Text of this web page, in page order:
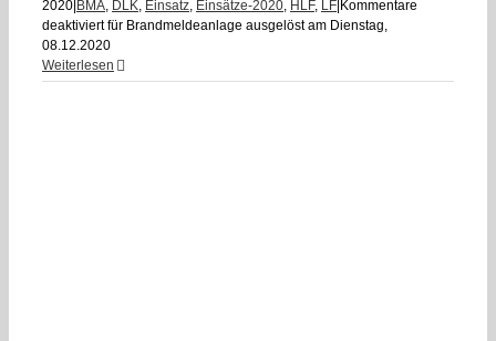
2020 BMA, DLK, Einsatz, Einsätze-2020, HLF, LF Kommentare
deaktiviertfür Brandmeldeanlage ausgelöst am Dienstag,
08.12.2020
Weiterlesen